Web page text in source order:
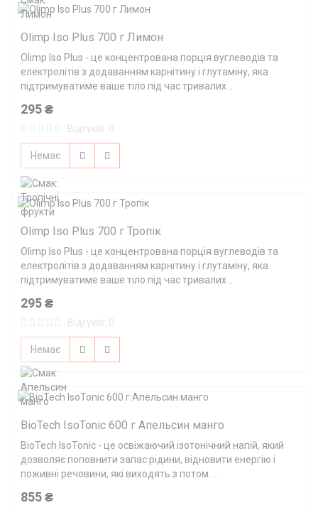
Olimp Iso Plus 700 г Лимон
Olimp Iso Plus - це концентрована порція вуглеводів та
електролітів з додаванням карнітину і глутаміну, яка
підтримуватиме ваше тіло під час тривалих ..
295 ₴
Відгуків: 0
Немає
Olimp Iso Plus 700 г Тропік
Olimp Iso Plus - це концентрована порція вуглеводів та
електролітів з додаванням карнітину і глутаміну, яка
підтримуватиме ваше тіло під час тривалих ..
295 ₴
Відгуків: 0
Немає
BioTech IsoTonic 600 г Апельсин манго
BioTech IsoTonic - це освіжаючий ізотонічний напій, який
дозволяє поповнити запас рідини, відновити енергію і
поживні речовини, які виходять з потом. ..
855 ₴